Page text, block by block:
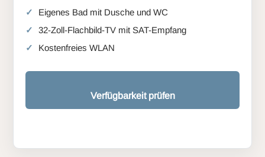
Eigenes Bad mit Dusche und WC
32-Zoll-Flachbild-TV mit SAT-Empfang
Kostenfreies WLAN
Verfügbarkeit prüfen